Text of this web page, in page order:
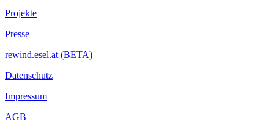
Projekte
Presse
rewind.esel.at (BETA)
Datenschutz
Impressum
AGB